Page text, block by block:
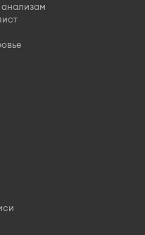
анализам